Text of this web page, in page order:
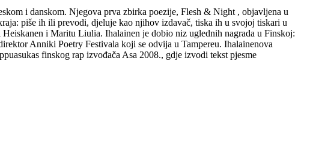
i danskom. Njegova prva zbirka poezije, Flesh & Night , objavljena u
piše ih ili prevodi, djeluje kao njihov izdavač, tiska ih u svojoj tiskari u
i Maritu Liulia. Ihalainen je dobio niz uglednih nagrada u Finskoj:
Anniki Poetry Festivala koji se odvija u Tampereu. Ihalainenova
finskog rap izvođača Asa 2008., gdje izvodi tekst pjesme